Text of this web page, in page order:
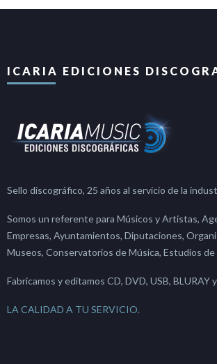
ICARIA EDICIONES
Sello discográfico, 25 años al servicio de la
Somos un referente para Músicos y Artistas,
Empresas, Ayuntamientos, Diputaciones,
Museos, Conservatorios de Música, Estudios
Fabricamos y editamos CD, DVD, USB, BLURAY
LA CALIDAD A TU SERVICIO.